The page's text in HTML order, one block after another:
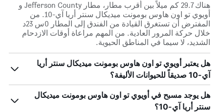
هناك 29.7 كم ميلاً بين أقرب مطار، مطار Jefferson County و
أويوي تو اون هاوس بومونت ميديكال سنتر أريا آي-10. من
المفترض أن تستغرق القيادة من الفندق إلى المطار 0س 23د
خلال حركة المرور العادية. من المهم مراعاة أوقات الازدحام
الشديد، لا سيما في المناطق الحيوية.
هل يعتبر أويوي تو اون هاوس بومونت ميديكال سنتر أريا
آي-10 صديقاً للحيوانات الأليفة؟
هل يوجد مسبح في أويوي تو اون هاوس بومونت ميديكال
سنتر أريا آي-10؟